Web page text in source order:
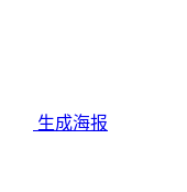
生成海报